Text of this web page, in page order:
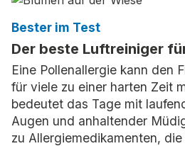
Bester im Test
Der beste Luftreiniger
Eine Pollenallergie kann den
für viele zu einer harten Zeit
bedeutet das Tage mit
Augen und anhaltender
zu Allergiemedikamenten,